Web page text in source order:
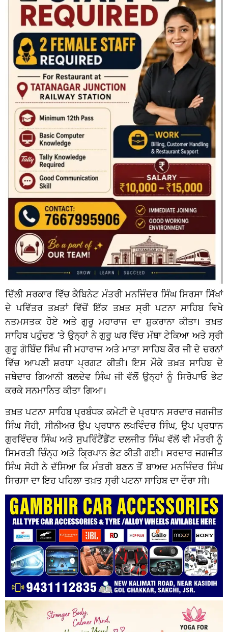
ਦਿੱਲੀ ਸਰਕਾਰ ਵਿੱਚ ਕੈਬਿਨੇਟ ਮੰਤਰੀ ਮਨਜਿੰਦਰ ਸਿੰਘ ਸਿਰਸਾ ਸਿੱਖਾਂ
ਦੇ ਪਵਿੱਤਰ ਤਖ਼ਤਾਂ ਵਿੱਚੋਂ ਇੱਕ ਤਖ਼ਤ ਸ੍ਰੀ ਪਟਨਾ ਸਾਹਿਬ ਵਿਖੇ
ਨਤਮਸਤਕ ਹੋਏ ਅਤੇ ਗੁਰੂ ਮਹਾਰਾਜ ਦਾ ਸ਼ੁਕਰਾਨਾ ਕੀਤਾ। ਤਖ਼ਤ
ਸਾਹਿਬ ਪਹੁੰਚਣ ‘ਤੇ ਉਨ੍ਹਾਂ ਨੇ ਗੁਰੂ ਘਰ ਵਿੱਚ ਮੱਥਾ ਟੇਕਿਆ ਅਤੇ ਸ੍ਰੀ
ਗੁਰੂ ਗੋਬਿੰਦ ਸਿੰਘ ਜੀ ਮਹਾਰਾਜ ਅਤੇ ਮਾਤਾ ਸਾਹਿਬ ਕੌਰ ਜੀ ਦੇ ਚਰਨਾਂ
ਵਿੱਚ ਆਪਣੀ ਸ਼ਰਧਾ ਪ੍ਰਗਟ ਕੀਤੀ। ਇਸ ਮੌਕੇ ਤਖ਼ਤ ਸਾਹਿਬ ਦੇ
ਜਥੇਦਾਰ ਗਿਆਨੀ ਬਲਦੇਵ ਸਿੰਘ ਜੀ ਵੱਲੋਂ ਉਨ੍ਹਾਂ ਨੂੰ ਸਿਰੋਪਾਓ ਭੇਟ
ਕਰਕੇ ਸਨਮਾਨਿਤ ਕੀਤਾ ਗਿਆ।
ਤਖ਼ਤ ਪਟਨਾ ਸਾਹਿਬ ਪ੍ਰਬੰਧਕ ਕਮੇਟੀ ਦੇ ਪ੍ਰਧਾਨ ਸਰਦਾਰ ਜਗਜੀਤ
ਸਿੰਘ ਸੋਹੀ, ਸੀਨੀਅਰ ਉਪ ਪ੍ਰਧਾਨ ਲਖਵਿੰਦਰ ਸਿੰਘ, ਉਪ ਪ੍ਰਧਾਨ
ਗੁਰਵਿੰਦਰ ਸਿੰਘ ਅਤੇ ਸੁਪਰਿੰਟੈਂਡੈਂਟ ਦਲਜੀਤ ਸਿੰਘ ਵੱਲੋਂ ਵੀ ਮੰਤਰੀ ਨੂੰ
ਸਿਮਰਤੀ ਚਿੰਨ੍ਹ ਅਤੇ ਕ੍ਰਿਪਾਨ ਭੇਟ ਕੀਤੀ ਗਈ। ਸਰਦਾਰ ਜਗਜੀਤ
ਸਿੰਘ ਸੋਹੀ ਨੇ ਦੱਸਿਆ ਕਿ ਮੰਤਰੀ ਬਣਨ ਤੋਂ ਬਾਅਦ ਮਨਜਿੰਦਰ ਸਿੰਘ
ਸਿਰਸਾ ਦਾ ਇਹ ਪਹਿਲਾ ਤਖ਼ਤ ਸ੍ਰੀ ਪਟਨਾ ਸਾਹਿਬ ਦਾ ਦੌਰਾ ਸੀ।